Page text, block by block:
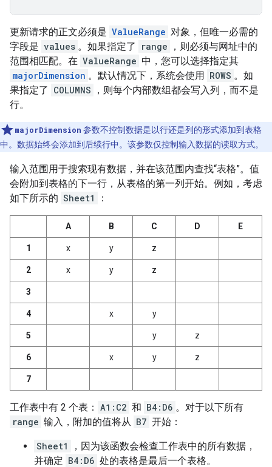
更新请求的正文必须是 ValueRange 对象，但唯一必需的
字段是 values 。如果指定了 range
，则必须与网址中的
范围相匹配。在 ValueRange 中，您可以选择指定其
majorDimension 。默认情况下，系统会使用 ROWS 。如
果指定了 COLUMNS
，则每个内部数组都会写入列，而不是
行。
majorDimension 参数不控制数据是以行还是列的形式添加到表格
中。数据始终会添加到后续行中。该参数仅控制输入数据的读取方式。
输入范围用于搜索现有数据，并在该范围内查找“表格”。值
会附加到表格的下一行，从表格的第一列开始。例如，考虑
如下所示的 Sheet1 ：
A B C D E
1 x y z
2 x y z
3
4 x y
5 y z
6 x y z
7
工作表中有 2 个表： A1:C2 和 B4:D6 。对于以下所有
range 输入，附加的值将从 B7 开始：
Sheet1
，因为该函数会检查工作表中的所有数据，
并确定 B4:D6 处的表格是最后一个表格。